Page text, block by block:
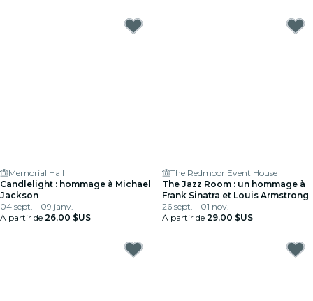
Memorial Hall
Candlelight : hommage à Michael
Jackson
04 sept. - 09 janv.
À partir de 26,00 $US
The Redmoor Event House
The Jazz Room : un hommage à
Frank Sinatra et Louis Armstrong
26 sept. - 01 nov.
À partir de 29,00 $US